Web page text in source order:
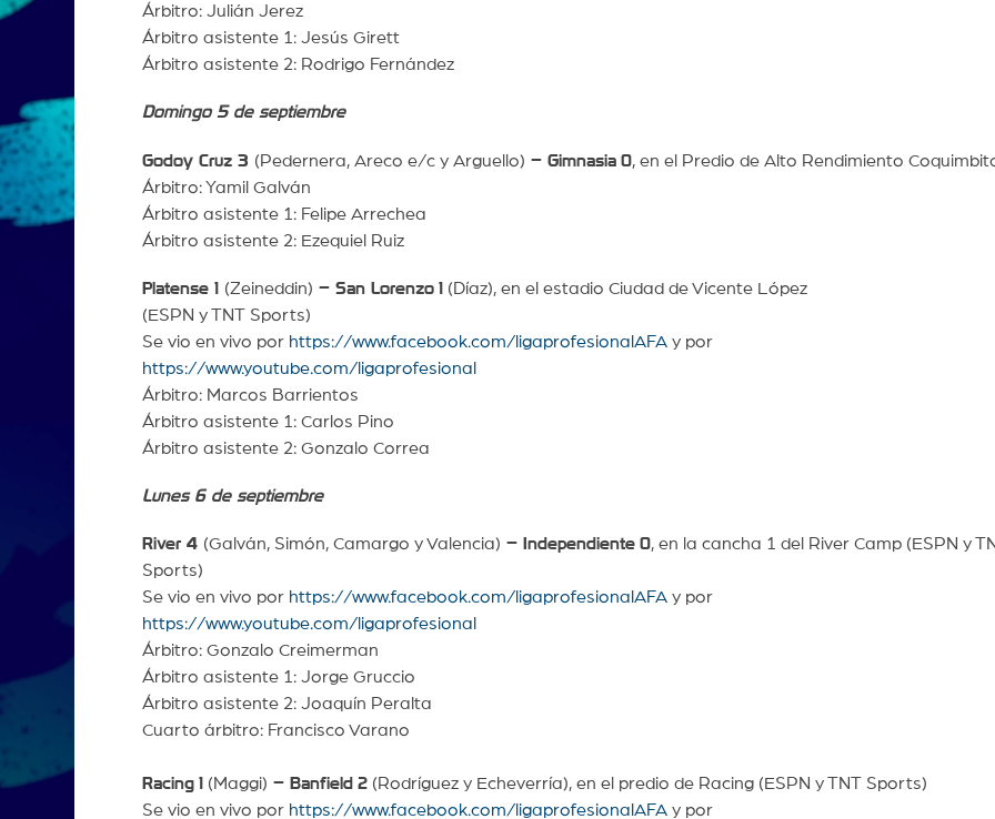
Árbitro: Julián Jerez
Árbitro asistente 1: Jesús Girett
Árbitro asistente 2: Rodrigo Fernández
Domingo 5 de septiembre
Godoy Cruz 3 (Pedernera, Areco e/c y Arguello) – Gimnasia 0, en el Predio de Alto Rendimiento
Árbitro: Yamil Galván
Árbitro asistente 1: Felipe Arrechea
Árbitro asistente 2: Ezequiel Ruiz
Platense 1 (Zeineddin) – San Lorenzo 1 (Díaz), en el estadio Ciudad de Vicente López
(ESPN y TNT Sports)
Se vio en vivo por https://www.facebook.com/ligaprofesionalAFAy por
https://www.youtube.com/ligaprofesional
Árbitro: Marcos Barrientos
Árbitro asistente 1: Carlos Pino
Árbitro asistente 2: Gonzalo Correa
Lunes 6 de septiembre
River 4 (Galván, Simón, Camargo y Valencia) – Independiente 0, en la cancha 1 del River Camp (ESPN y
Sports)
Se vio en vivo por https://www.facebook.com/ligaprofesionalAFAy por
https://www.youtube.com/ligaprofesional
Árbitro: Gonzalo Creimerman
Árbitro asistente 1: Jorge Gruccio
Árbitro asistente 2: Joaquín Peralta
Cuarto árbitro: Francisco Varano
Racing 1 (Maggi) – Banfield 2(Rodríguez y Echeverría), en el predio de Racing (ESPN y TNT Sports)
Se vio en vivo por https://www.facebook.com/ligaprofesionalAFAy por